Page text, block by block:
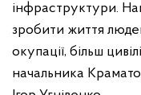
інфраструктури.
зробити життя
окупації, більш
начальника